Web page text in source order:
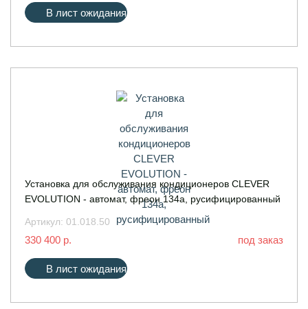
В лист ожидания
Установка для обслуживания кондиционеров CLEVER
EVOLUTION - автомат, фреон 134a, русифицированный
Артикул: 01.018.50
330 400 р. под заказ
В лист ожидания